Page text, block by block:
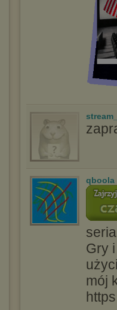
qboola
Gry
mój